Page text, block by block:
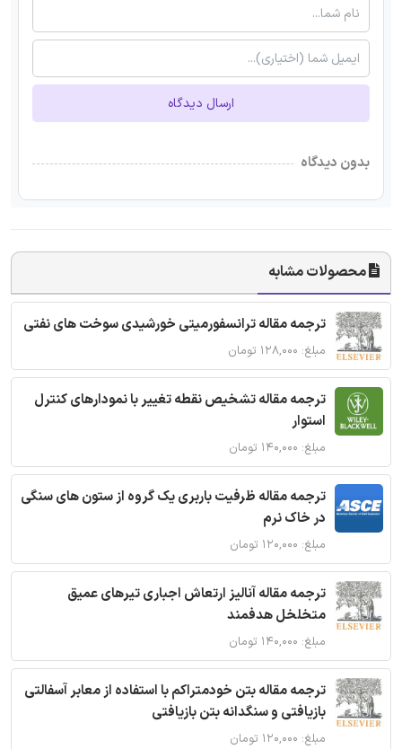
ارسال دیدگاه
بدون دیدگاه
محصولات مشابه
ترجمه مقاله ترانسفورمیتی خورشیدی سوخت های نفتی
مبلغ: ۱۲۸,۰۰۰ تومان
ترجمه مقاله تشخیص نقطه تغییر با نمودارهای کنترل
استوار
مبلغ: ۱۴۰,۰۰۰ تومان
ترجمه مقاله ظرفیت باربری یک گروه از ستون های سنگی
در خاک نرم
مبلغ: ۱۲۰,۰۰۰ تومان
ترجمه مقاله آنالیز ارتعاش اجباری تیرهای عمیق
متخلخل هدفمند
مبلغ: ۱۴۰,۰۰۰ تومان
ترجمه مقاله بتن خودمتراکم با استفاده از معابر آسفالتی
بازیافتی و سنگدانه بتن بازیافتی
مبلغ: ۱۲۰,۰۰۰ تومان